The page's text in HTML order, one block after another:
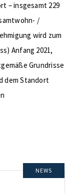
– insgesamt 229
/
wird zum
Anfang 2021,
Grundrisse
dem Standort
NEWS